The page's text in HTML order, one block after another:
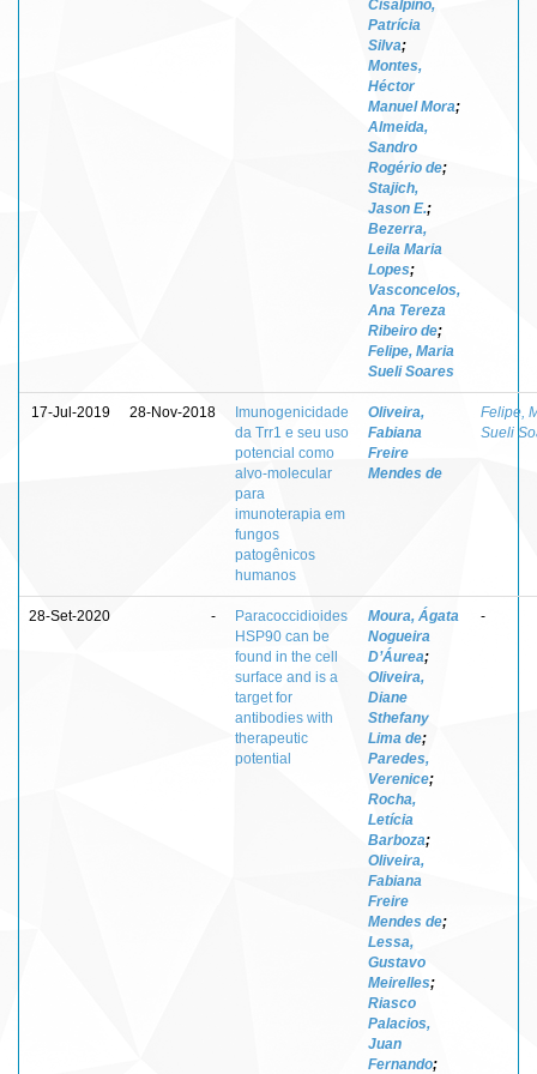
Cisalpino,
Patrícia
Silva;
Montes,
Héctor
Manuel Mora;
Almeida,
Sandro
Rogério de;
Stajich,
Jason E.;
Bezerra,
Leila Maria
Lopes;
Vasconcelos,
Ana Tereza
Ribeiro de;
Felipe, Maria
Sueli Soares
17-Jul-2019 28-Nov-2018
Imunogenicidade
da Trr1 e seu uso
potencial como
alvo-molecular
para
imunoterapia em
fungos
patogênicos
humanos
Oliveira,
Fabiana
Freire
Mendes de
Felipe,
Sueli
28-Set-2020 -
Paracoccidioides
HSP90 can be
found in the cell
surface and is a
target for
antibodies with
therapeutic
potential
Moura, Ágata
Nogueira
D’Áurea;
Oliveira,
Diane
Sthefany
Lima de;
Paredes,
Verenice;
Rocha,
Letícia
Barboza;
Oliveira,
Fabiana
Freire
Mendes de;
Lessa,
Gustavo
Meirelles;
Riasco
Palacios,
Juan
Fernando;
-